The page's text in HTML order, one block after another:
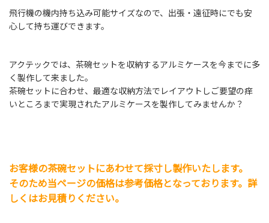
飛行機の機内持ち込み可能サイズなので、出張・遠征時にでも安
心して持ち運びできます。
アクテックでは、茶碗セットを収納するアルミケースを今までに多
く製作して来ました。
茶碗セットに合わせ、最適な収納方法でレイアウトしご要望の痒
いところまで実現されたアルミケースを製作してみませんか？
お客様の茶碗セットにあわせて採寸し製作いたします。
そのため当ページの価格は参考価格となっております。詳
しくはお見積りください。